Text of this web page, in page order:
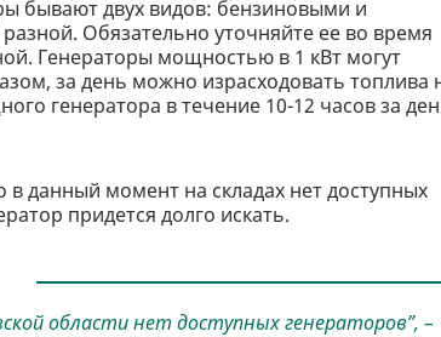
бывают двух видов: бензиновыми и
Обязательно уточняйте ее во время
Генераторы мощностью в 1 кВт могут
за день можно израсходовать топлива
генератора в течение 10-12 часов за
в данный момент на складах нет доступных
придется долго искать.
области нет доступных генераторов”, –